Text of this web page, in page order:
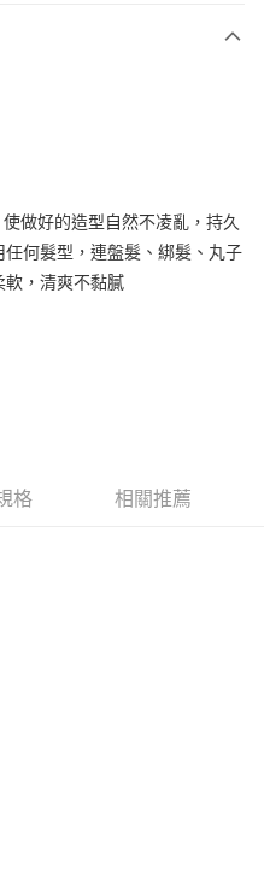
費
做好的造型自然不凌亂，持久
何髮型，連盤髮、綁髮、丸子
軟，清爽不黏膩
格 相關推薦